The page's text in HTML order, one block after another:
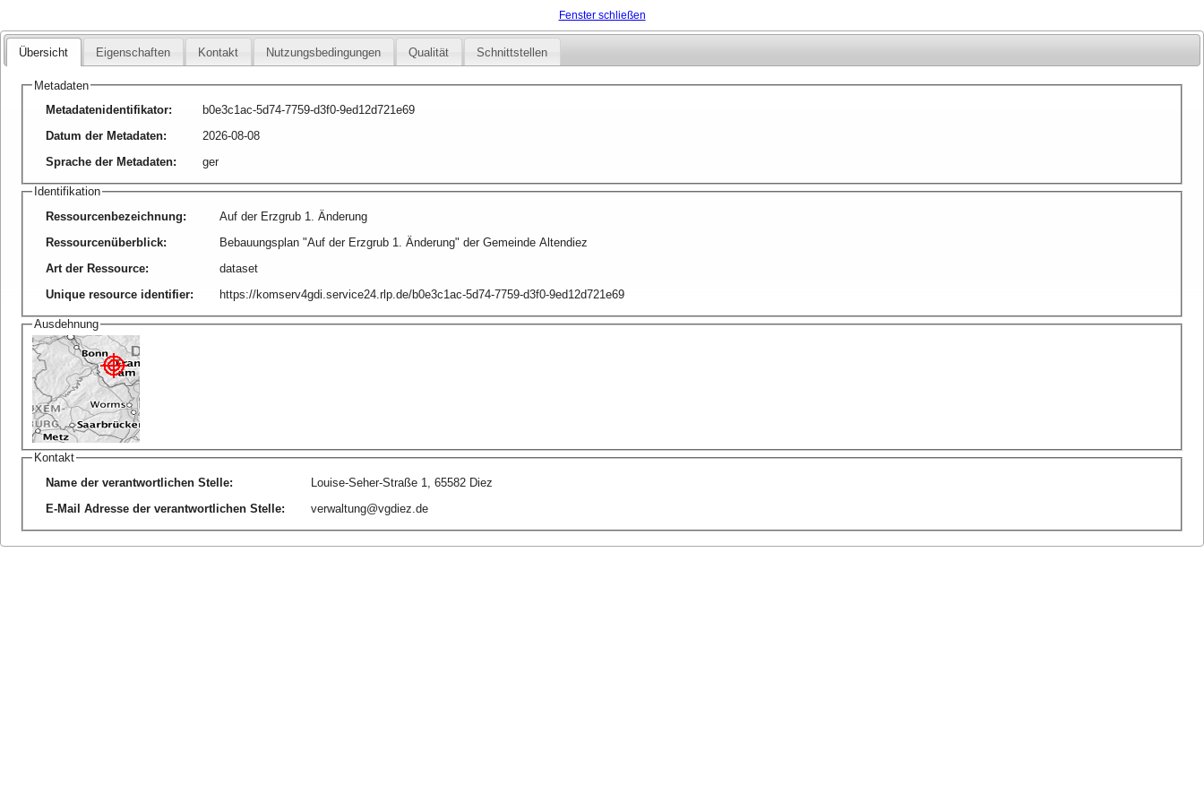
Fenster schließen
Übersicht Eigenschaften Kontakt Nutzungsbedingungen Qualität Schnittstellen
Metadaten
Metadatenidentifikator:
b0e3c1ac-5d74-7759-d3f0-9ed12d721e69
Datum der Metadaten:
2026-08-08
Sprache der Metadaten: ger
Identifikation
Ressourcenbezeichnung:
Auf der Erzgrub 1. Änderung
Ressourcenüberblick:
Bebauungsplan "Auf der Erzgrub 1. Änderung" der Gemeinde Altendiez
Art der Ressource:
dataset
Unique resource identifier: https://komserv4gdi.service24.rlp.de/b0e3c1ac-5d74-7759-d3f0-9ed12d721e69
Ausdehnung
Kontakt
Name der verantwortlichen Stelle:
Louise-Seher-Straße 1, 65582 Diez
E-Mail Adresse der verantwortlichen Stelle: verwaltung@vgdiez.de